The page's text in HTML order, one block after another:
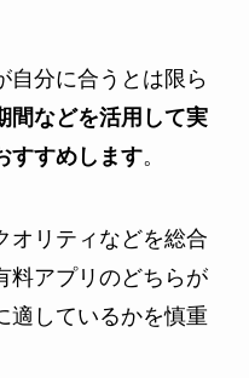
自分に合うとは限ら
間などを活用して実
すすめします。
オリティなどを総合
料アプリのどちらが
適しているかを慎重